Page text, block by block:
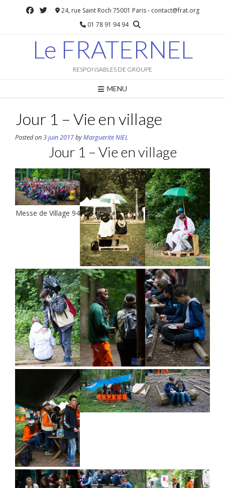
24, rue Saint Roch 75001 Paris - contact@frat.org
01 78 91 94 94
Le FRATERNEL
RESPONSABLES DE GROUPE
MENU
Jour 1 – Vie en village
Posted on3 juin 2017byMarguerite NIEL
Jour 1 – Vie en village
Messe de Village 94